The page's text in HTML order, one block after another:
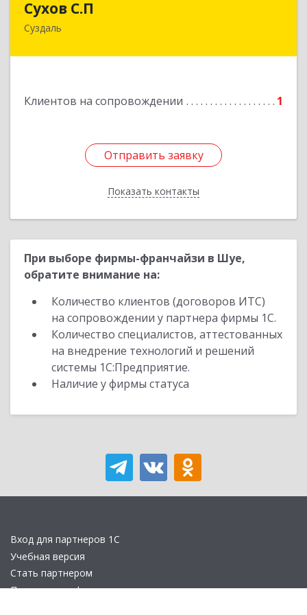
Сухов С.П
Суздаль
Клиентов на сопровождении 1
Отправить заявку
Показать контакты
Отправить заявку
Назад
При выборе фирмы-франчайзи в Шуе,
обратите внимание на:
Количество клиентов (договоров ИТС)
на сопровождении у партнера фирмы 1С.
Количество специалистов, аттестованных
на внедрение технологий и решений
системы 1С:Предприятие.
Наличие у фирмы статуса
Вход для партнеров 1С
Учебная версия
Стать партнером
Политика конфиденциальности